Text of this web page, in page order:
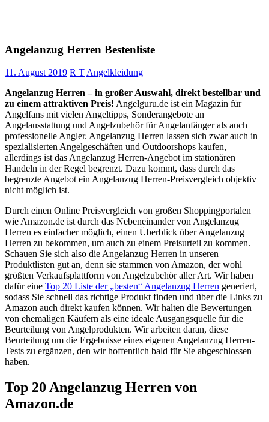
Angelanzug Herren Bestenliste
11. August 2019 R TAngelkleidung
Angelanzug Herren – in großer Auswahl, direkt bestellbar und
zu einem attraktiven Preis! Angelguru.de ist ein Magazin für
Angelfans mit vielen Angeltipps, Sonderangebote an
Angelausstattung und Angelzubehör für Angelanfänger als auch
professionelle Angler. Angelanzug Herren lassen sich zwar auch in
spezialisierten Angelgeschäften und Outdoorshops kaufen,
allerdings ist das Angelanzug Herren-Angebot im stationären
Handeln in der Regel begrenzt. Dazu kommt, dass durch das
begrenzte Angebot ein Angelanzug Herren-Preisvergleich objektiv
nicht möglich ist.
Durch einen Online Preisvergleich von großen Shoppingportalen
wie Amazon.de ist durch das Nebeneinander von Angelanzug
Herren es einfacher möglich, einen Überblick über Angelanzug
Herren zu bekommen, um auch zu einem Preisurteil zu kommen.
Schauen Sie sich also die Angelanzug Herren in unseren
Produktlisten gut an, denn sie stammen von Amazon, der wohl
größten Verkaufsplattform von Angelzubehör aller Art. Wir haben
dafür eine Top 20 Liste der „besten“ Angelanzug Herren generiert,
sodass Sie schnell das richtige Produkt finden und über die Links zu
Amazon auch direkt kaufen können. Wir halten die Bewertungen
von ehemaligen Käufern als eine ideale Ausgangsquelle für die
Beurteilung von Angelprodukten. Wir arbeiten daran, diese
Beurteilung um die Ergebnisse eines eigenen Angelanzug Herren-
Tests zu ergänzen, den wir hoffentlich bald für Sie abgeschlossen
haben.
Top 20 Angelanzug Herren von
Amazon.de